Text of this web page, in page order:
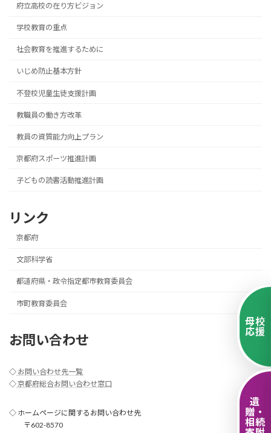
母校
応援
遺
贈・
相続
府立高校の在り方ビジョン
学校教育の重点
社会教育を推進するために
いじめ防止基本方針
不登校児童生徒支援計画
教職員の働き方改革
教員の資質能力向上プラン
京都府スポーツ推進計画
子どもの読書活動推進計画
リンク
京都府
文部科学省
都道府県・政令指定都市教育委員会
市町教育委員会
お問い合わせ
◇ お問い合わせ先一覧
◇京都府総合お問い合わせ窓口
◇ ホームページに関するお問い合わせ先
〒602-8570